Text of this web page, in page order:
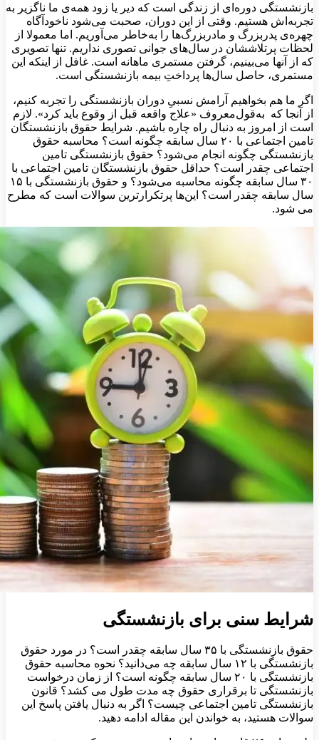
بازنشستگی دوره‌ای از زندگی است که دیر یا زود همه‌ی ما ناگزیر به
تجربه‌اش هستیم. وقتی از این دوران، صحبت می‌شود ناخودآگاه
چهره‌ی پدربزرگ و مادربزرگ‌ها را به‌خاطر می‌آوریم. اما معمولا از
لحظات پرتلاششان در سال‌های جوانی تصوری نداریم. تنها تصویری
که از آنها می‌بینیم، گرفتن مستمری ماهانه‌ است. غافل از اینکه این
مستمری، حاصل سال‌ها پرداختِ بیمه بازنشستگی است.
اگر ما هم بخواهیم آرامش نسبیِ دوران بازنشستگی را تجربه کنیم،
از آنجا که به‌قول‌معروف «علاج واقعه قبل از وقوع باید کرد». لازم
است از امروز به دنبال راه چاره باشیم. شرایط حقوق بازنشستگان
تامین اجتماعی با ۲۰ سال سابقه چگونه است؟ محاسبه حقوق
بازنشستگی چگونه انجام می‌شود؟ حقوق بازنشستگی تامین
اجتماعی چقدر است؟ حداقل حقوق بازنشستگان تامین اجتماعی با
۳۰ سال سابقه چگونه محاسبه می‌شود؟ و حقوق بازنشستگی با ۱۵
سال سابقه چقدر است؟ این‌ها پرتکرارترین سوالات است که مطرح
می شود.
شرایط سنی برای بازنشستگی
حقوق بازنشستگی با ۳۵ سال سابقه چقدر است؟ در مورد حقوق
بازنشستگی با ۱۲ سال سابقه چه می‌دانید؟ نحوه محاسبه حقوق
بازنشستگی با ۲۰ سال سابقه چگونه است؟ از زمان درخواست
بازنشستگی تا برقراری حقوق چه مدت طول می کشد؟ قانون
بازنشستگی تامین اجتماعی چیست؟ اگر به دنبال یافتن پاسخ این
سوالات هستید، به خواندن این مقاله ادامه دهید.